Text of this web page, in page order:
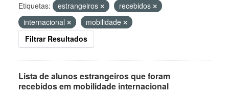
Etiquetas: estrangeiros
recebidos
internacional
mobilidade
Filtrar Resultados
Lista de alunos estrangeiros que foram
recebidos em mobilidade internacional